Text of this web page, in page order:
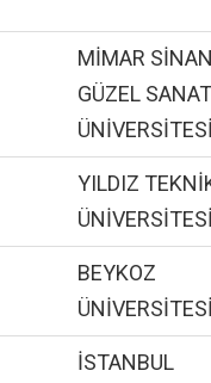
MİMAR
GÜZEL
YILDIZ
BEYKOZ
İSTANBUL